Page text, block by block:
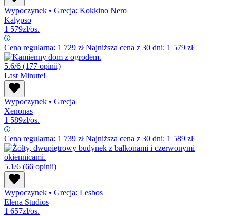
Wypoczynek • Grecja: Kokkino Nero
Kalypso
1 579zł/os.
Cena regularna: 1 729 złNajniższa cena z 30 dni: 1 579 zł
5.6/6 (177 opinii)
Last Minute!
Wypoczynek • Grecja
Xenonas
1 589zł/os.
Cena regularna: 1 739 złNajniższa cena z 30 dni: 1 589 zł
5.1/6 (66 opinii)
Wypoczynek • Grecja: Lesbos
Elena Studios
1 657zł/os.